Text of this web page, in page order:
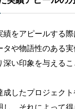
績をアピールする
タや物語性のある実
い印象を与えるこ
成したプロジェク
し、それによって